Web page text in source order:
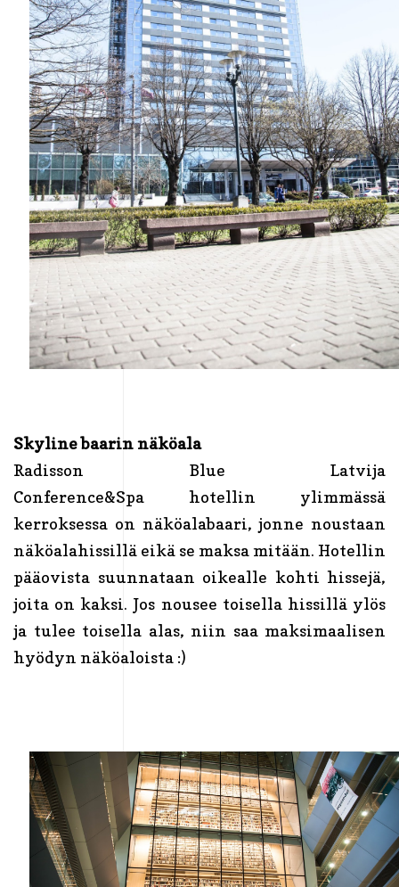
Skyline baarin näköala
Radisson Blue Latvija
Conference&Spa hotellin ylimmässä
kerroksessa on näköalabaari, jonne noustaan
näköalahissillä eikä se maksa mitään. Hotellin
pääovista suunnataan oikealle kohti hissejä,
joita on kaksi. Jos nousee toisella hissillä ylös
ja tulee toisella alas, niin saa maksimaalisen
hyödyn näköaloista :)